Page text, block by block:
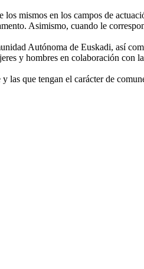
mismos en los campos de
Asimismo, cuando le
Autónoma de Euskadi, así
y hombres en colaboración
que tengan el carácter de